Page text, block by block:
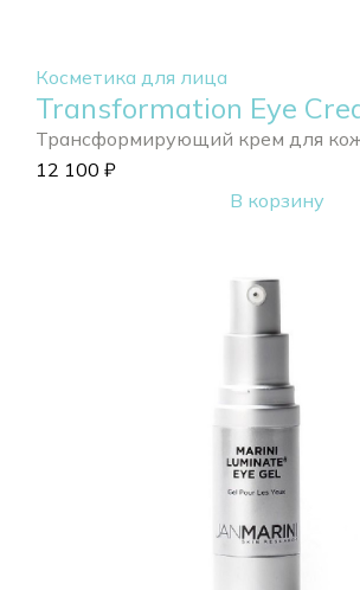
Косметика для лица
Transformation Eye
Трансформирующий крем для
12 100 ₽
В корзину